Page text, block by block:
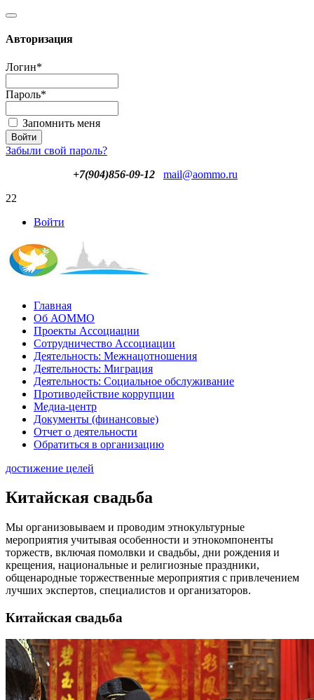
Авторизация
Логин*
Пароль*
Запомнить меня
Забыли свой пароль?
+7(904)856-09-12
mail@aommo.ru
22
Войти
Главная
Об АОММО
Проекты Ассоциации
Сотрудничество Ассоциации
Деятельность: Межнацотношения
Деятельность: Миграция
Деятельность: Социальное обслуживание
Противодействие коррупции
Медиа-центр
Документы (финансовые)
Отчет о деятельности
Обратиться в организацию
достижение целей
Китайская свадьба
Мы организовываем и проводим этнокультурные
мероприятия учитывая особенности и этнокомпоненты
торжеств, включая помолвки и свадьбы, дни рождения и
крещения, национальные и религиозные праздники,
общенародные торжественные мероприятия с привлечением
лучших экспертов, специалистов и организаторов.
Китайская свадьба